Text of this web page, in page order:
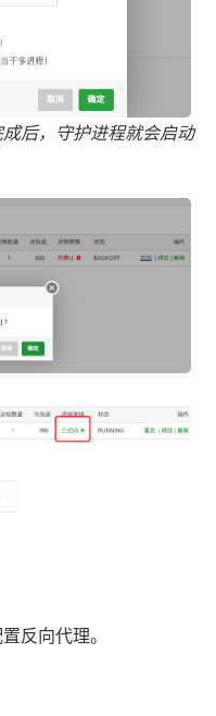
后，守护进程就会启动
反向代理。